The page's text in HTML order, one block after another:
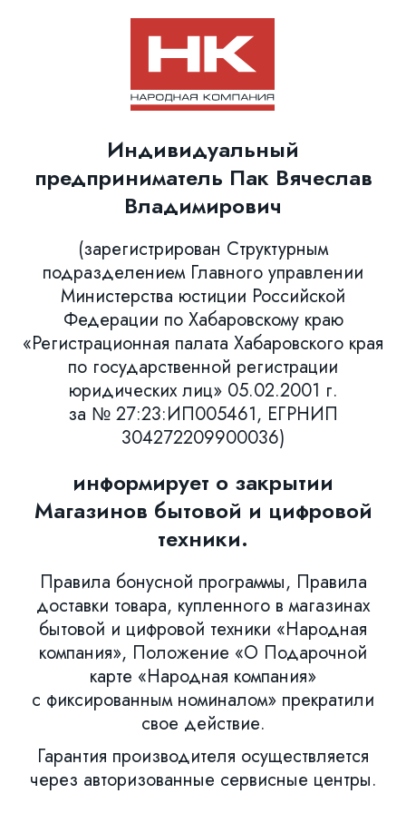
Индивидуальный
предприниматель Пак Вячеслав
Владимирович
(зарегистрирован Структурным
подразделением Главного управлении
Министерства юстиции Российской
Федерации по Хабаровскому краю
«Регистрационная палата Хабаровского края
по государственной регистрации
юридических лиц» 05.02.2001 г.
за № 27:23:ИП005461, ЕГРНИП
304272209900036)
информирует о закрытии
Магазинов бытовой и цифровой
техники.
Правила бонусной программы, Правила
доставки товара, купленного в магазинах
бытовой и цифровой техники «Народная
компания», Положение «О Подарочной
карте «Народная компания»
с фиксированным номиналом» прекратили
свое действие.
Гарантия производителя осуществляется
через авторизованные сервисные центры.